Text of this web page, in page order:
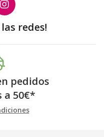
redes!
pedidos
a 50€*